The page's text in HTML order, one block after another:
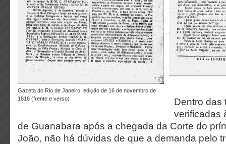
Gazeta do Rio de Janeiro, edição de 16 de novembro de
1816 (frente e verso)
Dentro das
verificadas
de Guanabara após a chegada da Corte do
João, não há dúvidas de que a demanda pelo